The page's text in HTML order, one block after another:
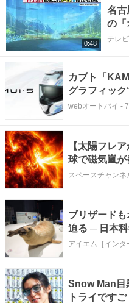
0:48
名
の「
中区
テレ
カブト「
グラフィッ
2026年7月発
webオートバイ -
【太陽フレ
球で磁気嵐
期待も高まる
スペースチャンネ
ブリザード
迫る ─ 日本科
アイエム［インタ
Snow Man目
トライです